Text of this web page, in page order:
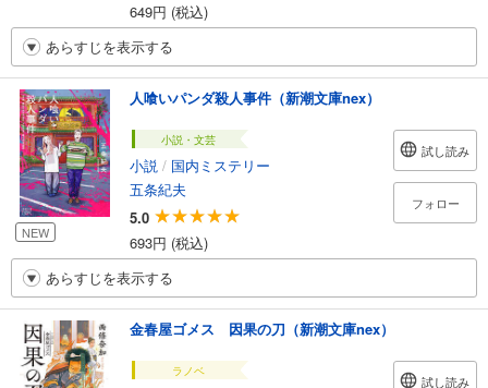
649円 (税込)
あらすじを表示する
NEW
人喰いパンダ殺人事件（新潮文庫nex）
小説・文芸
小説 / 国内ミステリー
五条紀夫
5.0
693円 (税込)
試し読み
フォロー
あらすじを表示する
金春屋ゴメス 因果の刀（新潮文庫nex）
ラノベ
試し読み